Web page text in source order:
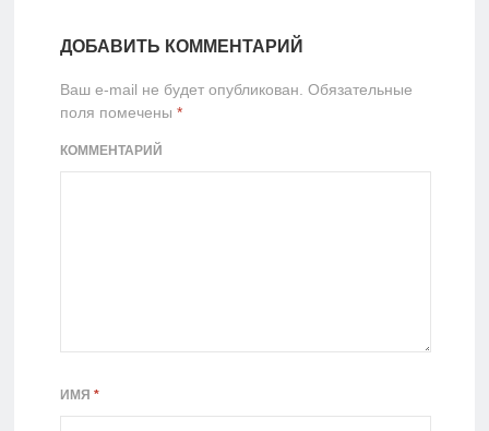
ДОБАВИТЬ КОММЕНТАРИЙ
Ваш e-mail не будет опубликован. Обязательные
поля помечены *
КОММЕНТАРИЙ
ИМЯ *